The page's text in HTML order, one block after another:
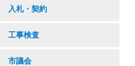
入札・契約
工事検査
市議会